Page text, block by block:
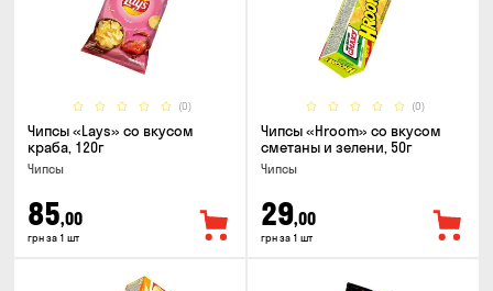
(0)
Чипсы «Lays» со вкусом
краба, 120г
Чипсы
85,00
грн за 1 шт
(0)
Чипсы «Hroom» со вкусом
сметаны и зелени, 50г
Чипсы
29,00
грн за 1 шт